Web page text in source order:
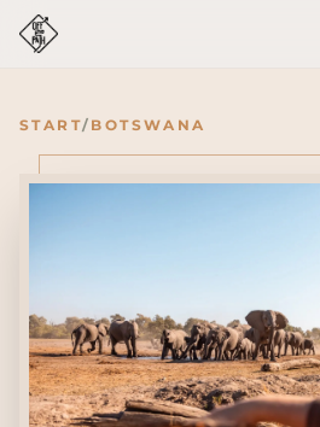
START/ BOTSWANA